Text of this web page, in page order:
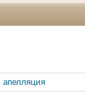
апелляция